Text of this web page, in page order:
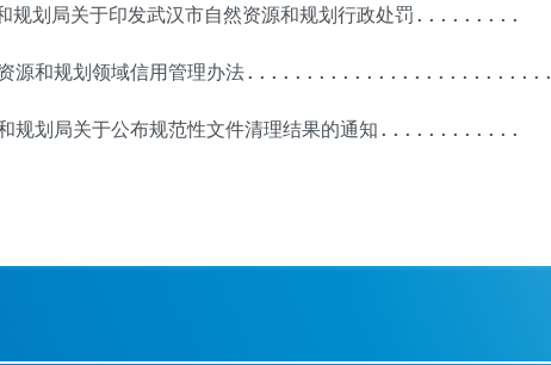
规划局关于印发武汉市自然资源和规划行政处罚.........
自然资源和规划领域信用管理办法..........................
和规划局关于公布规范性文件清理结果的通知............